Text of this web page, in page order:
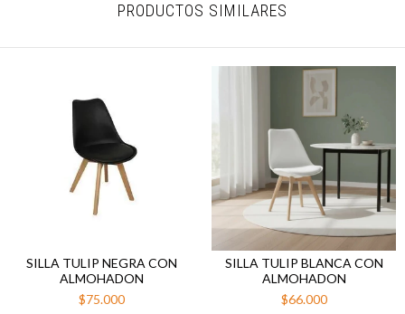
PRODUCTOS SIMILARES
SILLA TULIP NEGRA CON
ALMOHADON
$75.000
SILLA TULIP BLANCA CON
ALMOHADON
$66.000